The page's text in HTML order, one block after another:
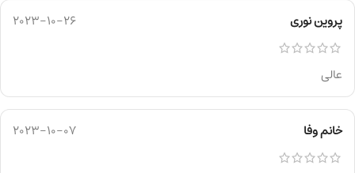
پروین نوری 2023-10-26
عالی
خانم وفا 2023-10-07